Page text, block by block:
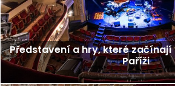
Představení a hry, které začínají
Paříži